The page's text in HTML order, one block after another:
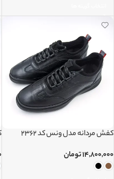
کفش مردانه مدل ونس کد 2362
۱۴,۸۰۰,۰۰۰تومان